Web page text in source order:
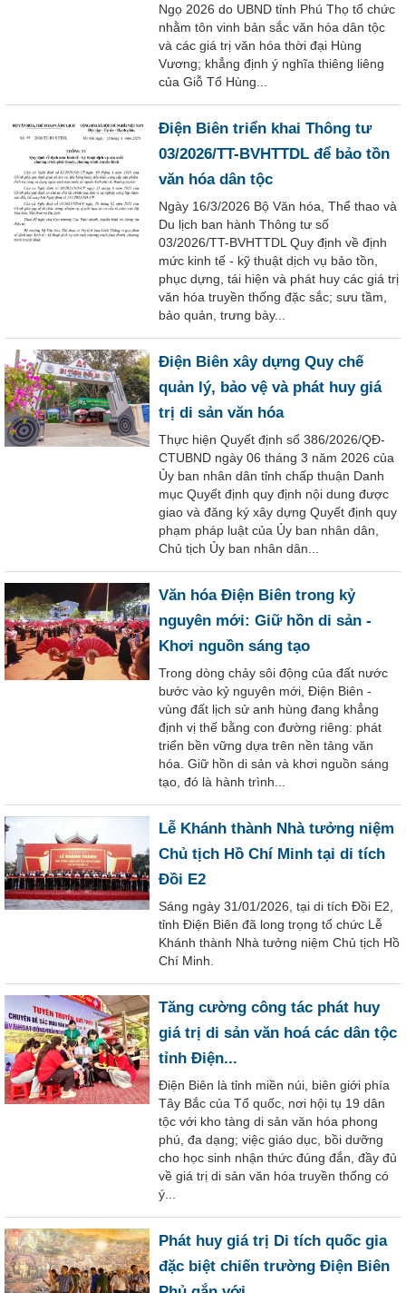
Ngọ 2026 do UBND tỉnh Phú Thọ tổ chức
nhằm tôn vinh bản sắc văn hóa dân tộc
và các giá trị văn hóa thời đại Hùng
Vương; khẳng định ý nghĩa thiêng liêng
của Giỗ Tổ Hùng...
Điện Biên triển khai Thông tư
03/2026/TT-BVHTTDL để bảo tồn
văn hóa dân tộc
Ngày 16/3/2026 Bộ Văn hóa, Thể thao và
Du lịch ban hành Thông tư số
03/2026/TT-BVHTTDL Quy định về định
mức kinh tế - kỹ thuật dịch vụ bảo tồn,
phục dựng, tái hiện và phát huy các giá trị
văn hóa truyền thống đặc sắc; sưu tầm,
bảo quản, trưng bày...
Điện Biên xây dựng Quy chế
quản lý, bảo vệ và phát huy giá
trị di sản văn hóa
Thực hiện Quyết định số 386/2026/QĐ-
CTUBND ngày 06 tháng 3 năm 2026 của
Ủy ban nhân dân tỉnh chấp thuận Danh
mục Quyết định quy định nội dung được
giao và đăng ký xây dựng Quyết định quy
phạm pháp luật của Ủy ban nhân dân,
Chủ tịch Ủy ban nhân dân...
Văn hóa Điện Biên trong kỷ
nguyên mới: Giữ hồn di sản -
Khơi nguồn sáng tạo
Trong dòng chảy sôi động của đất nước
bước vào kỷ nguyên mới, Điện Biên -
vùng đất lịch sử anh hùng đang khẳng
định vị thế bằng con đường riêng: phát
triển bền vững dựa trên nền tảng văn
hóa. Giữ hồn di sản và khơi nguồn sáng
tạo, đó là hành trình...
Lễ Khánh thành Nhà tưởng niệm
Chủ tịch Hồ Chí Minh tại di tích
Đồi E2
Sáng ngày 31/01/2026, tại di tích Đồi E2,
tỉnh Điện Biên đã long trọng tổ chức Lễ
Khánh thành Nhà tưởng niệm Chủ tịch Hồ
Chí Minh.
Tăng cường công tác phát huy
giá trị di sản văn hoá các dân tộc
tỉnh Điện...
Điện Biên là tỉnh miền núi, biên giới phía
Tây Bắc của Tổ quốc, nơi hội tụ 19 dân
tộc với kho tàng di sản văn hóa phong
phú, đa dạng; việc giáo dục, bồi dưỡng
cho học sinh nhận thức đúng đắn, đầy đủ
về giá trị di sản văn hóa truyền thống có
ý...
Phát huy giá trị Di tích quốc gia
đặc biệt chiến trường Điện Biên